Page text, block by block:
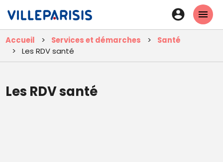
contenu
principal
En-
tête
-
Accueil Services et démarches
Santé
Les RDV santé
Les RDV santé